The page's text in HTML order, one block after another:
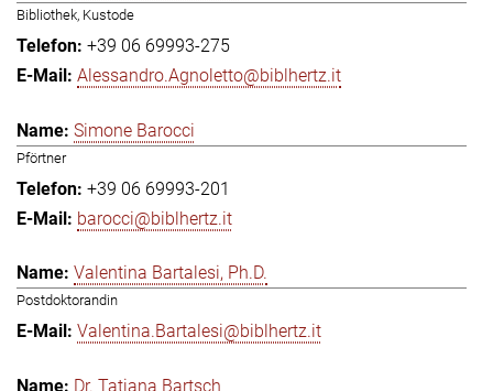
Bibliothek, Kustode
+39 06 69993-275
Alessandro.Agnoletto@biblhertz.it
Simone Barocci
Pförtner
+39 06 69993-201
barocci@biblhertz.it
Valentina Bartalesi, Ph.D.
Postdoktorandin
Valentina.Bartalesi@biblhertz.it
Dr. Tatjana Bartsch